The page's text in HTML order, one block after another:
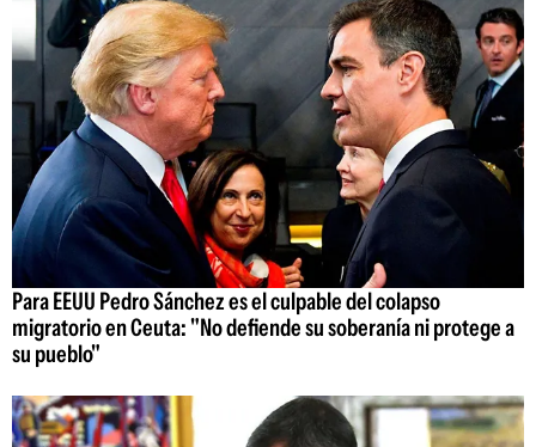
Para EEUU Pedro Sánchez es el culpable del colapso
migratorio en Ceuta: "No defiende su soberanía ni protege a
su pueblo"